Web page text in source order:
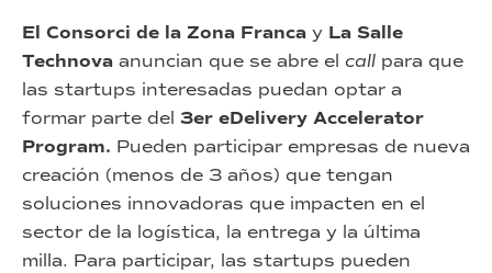
El Consorci de la Zona Franca y La Salle
Technova anuncian que se abre el call para que
las startups interesadas puedan optar a
formar parte del 3er eDelivery Accelerator
Program. Pueden participar empresas de nueva
creación (menos de 3 años) que tengan
soluciones innovadoras que impacten en el
sector de la logística, la entrega y la última
milla. Para participar, las startups pueden